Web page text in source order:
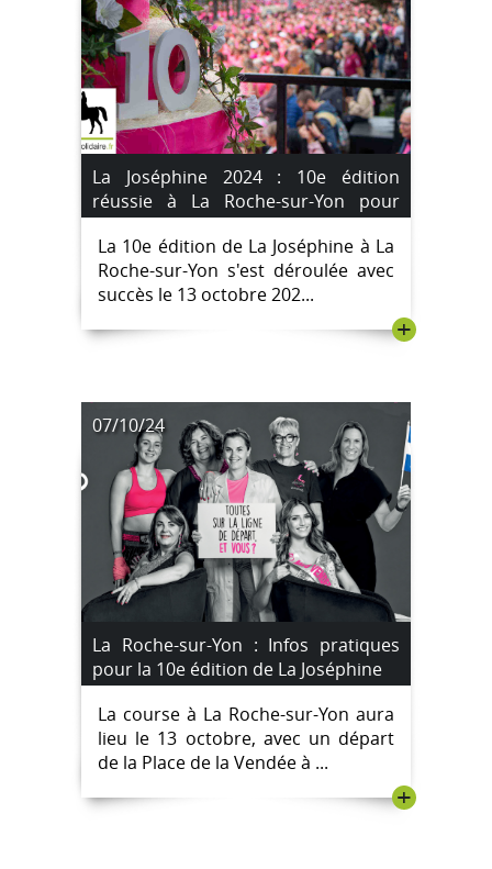
La Joséphine 2024 : 10e édition
réussie à La Roche-sur-Yon pour
soutenir la lutte contre le cancer;
[IMAGES]
La 10e édition de La Joséphine à La
Roche-sur-Yon s'est déroulée avec
succès le 13 octobre 202...
+
07/10/24
La Roche-sur-Yon : Infos pratiques
pour la 10e édition de La Joséphine
La course à La Roche-sur-Yon aura
lieu le 13 octobre, avec un départ
de la Place de la Vendée à ...
+